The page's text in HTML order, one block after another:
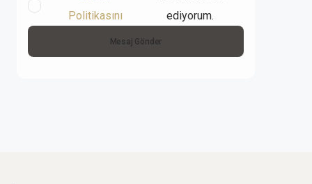
Politikasını
ediyorum.
Mesaj Gönder